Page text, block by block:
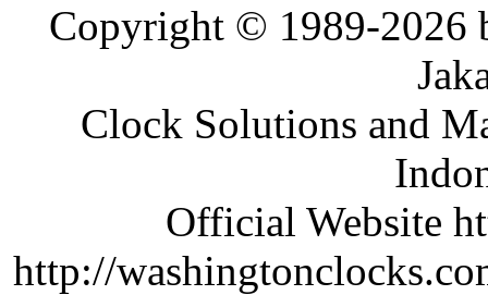
Copyright © 1989-2026
Clock Solutions and
Official Website
http://